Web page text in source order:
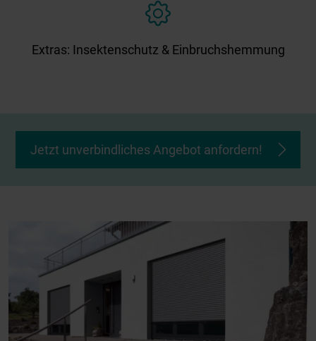
Extras: Insektenschutz & Einbruchshemmung
Jetzt unverbindliches Angebot anfordern!